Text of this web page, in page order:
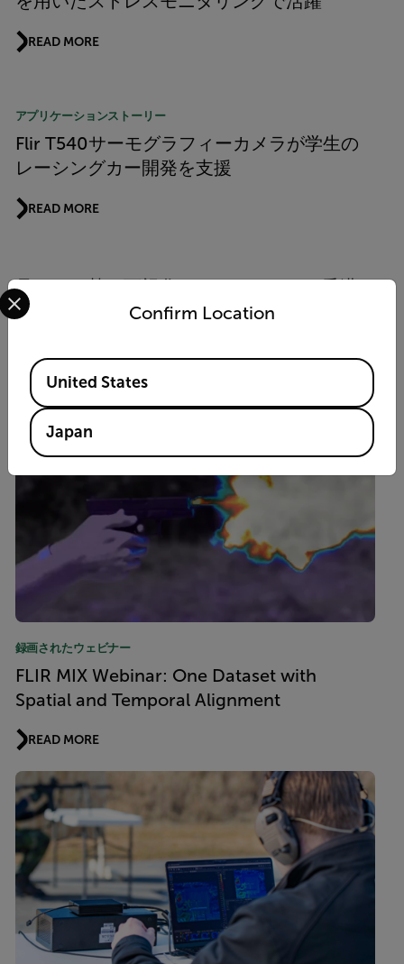
READ MORE
アプリケーションストーリー
Flir T540サーモグラフィーカメラが学生の
レーシングカー開発を支援
READ MORE
見えない熱を可視化する：FLIRによる香港
理工大学の高性能NiTi合金研究支援
録画されたウェビナー
FLIR MIX Webinar: One Dataset with
Spatial and Temporal Alignment
READ MORE
Confirm Location
Select your preferred country and language from the
Available Locations
United States
Japan